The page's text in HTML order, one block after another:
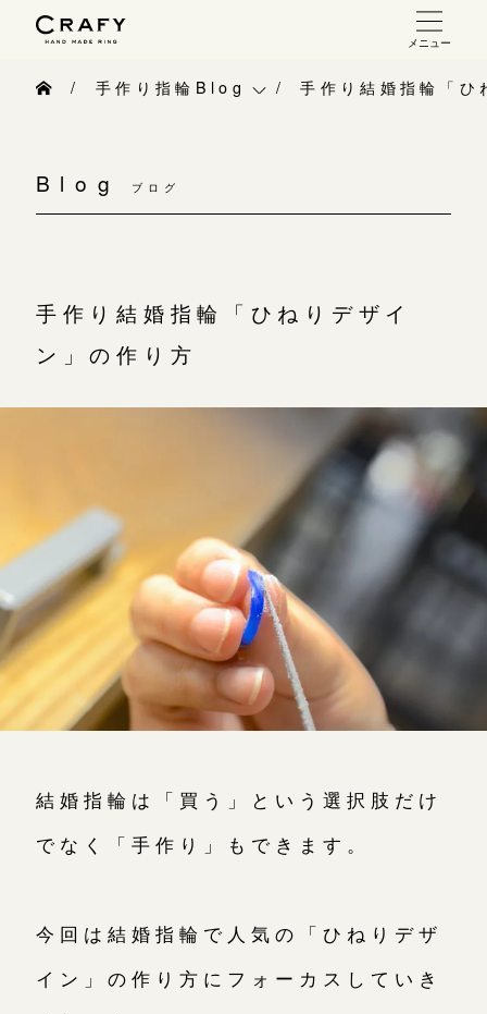
メニュー
指輪制作の流れ
指輪作品集
アフターケア・保証
CRAFYについて
ブログ
プライバシーポリシー
用語集
Blog ブログ
手作り指輪Blog
手作り指輪作品集
お客様インタビュー
指輪のハンドメイド・手作り
結婚指輪手作り工房のご案内
手作り結婚指輪「
手作り結婚指輪「ひねりデザイ
ン」の作り方
結婚指輪は「買う」という選択肢だけ
でなく「手作り」もできます。
今回は結婚指輪で人気の「ひねりデザ
イン」の作り方にフォーカスしていき
10:00～18:00 /年中無休
年末年始は除く
こちら
来店ご予約
吉祥寺店 来店ご予約
鎌倉店 来店ご予約
川越店 来店ご予約
軽井沢店 来店ご予約
京都店 来店ご予約